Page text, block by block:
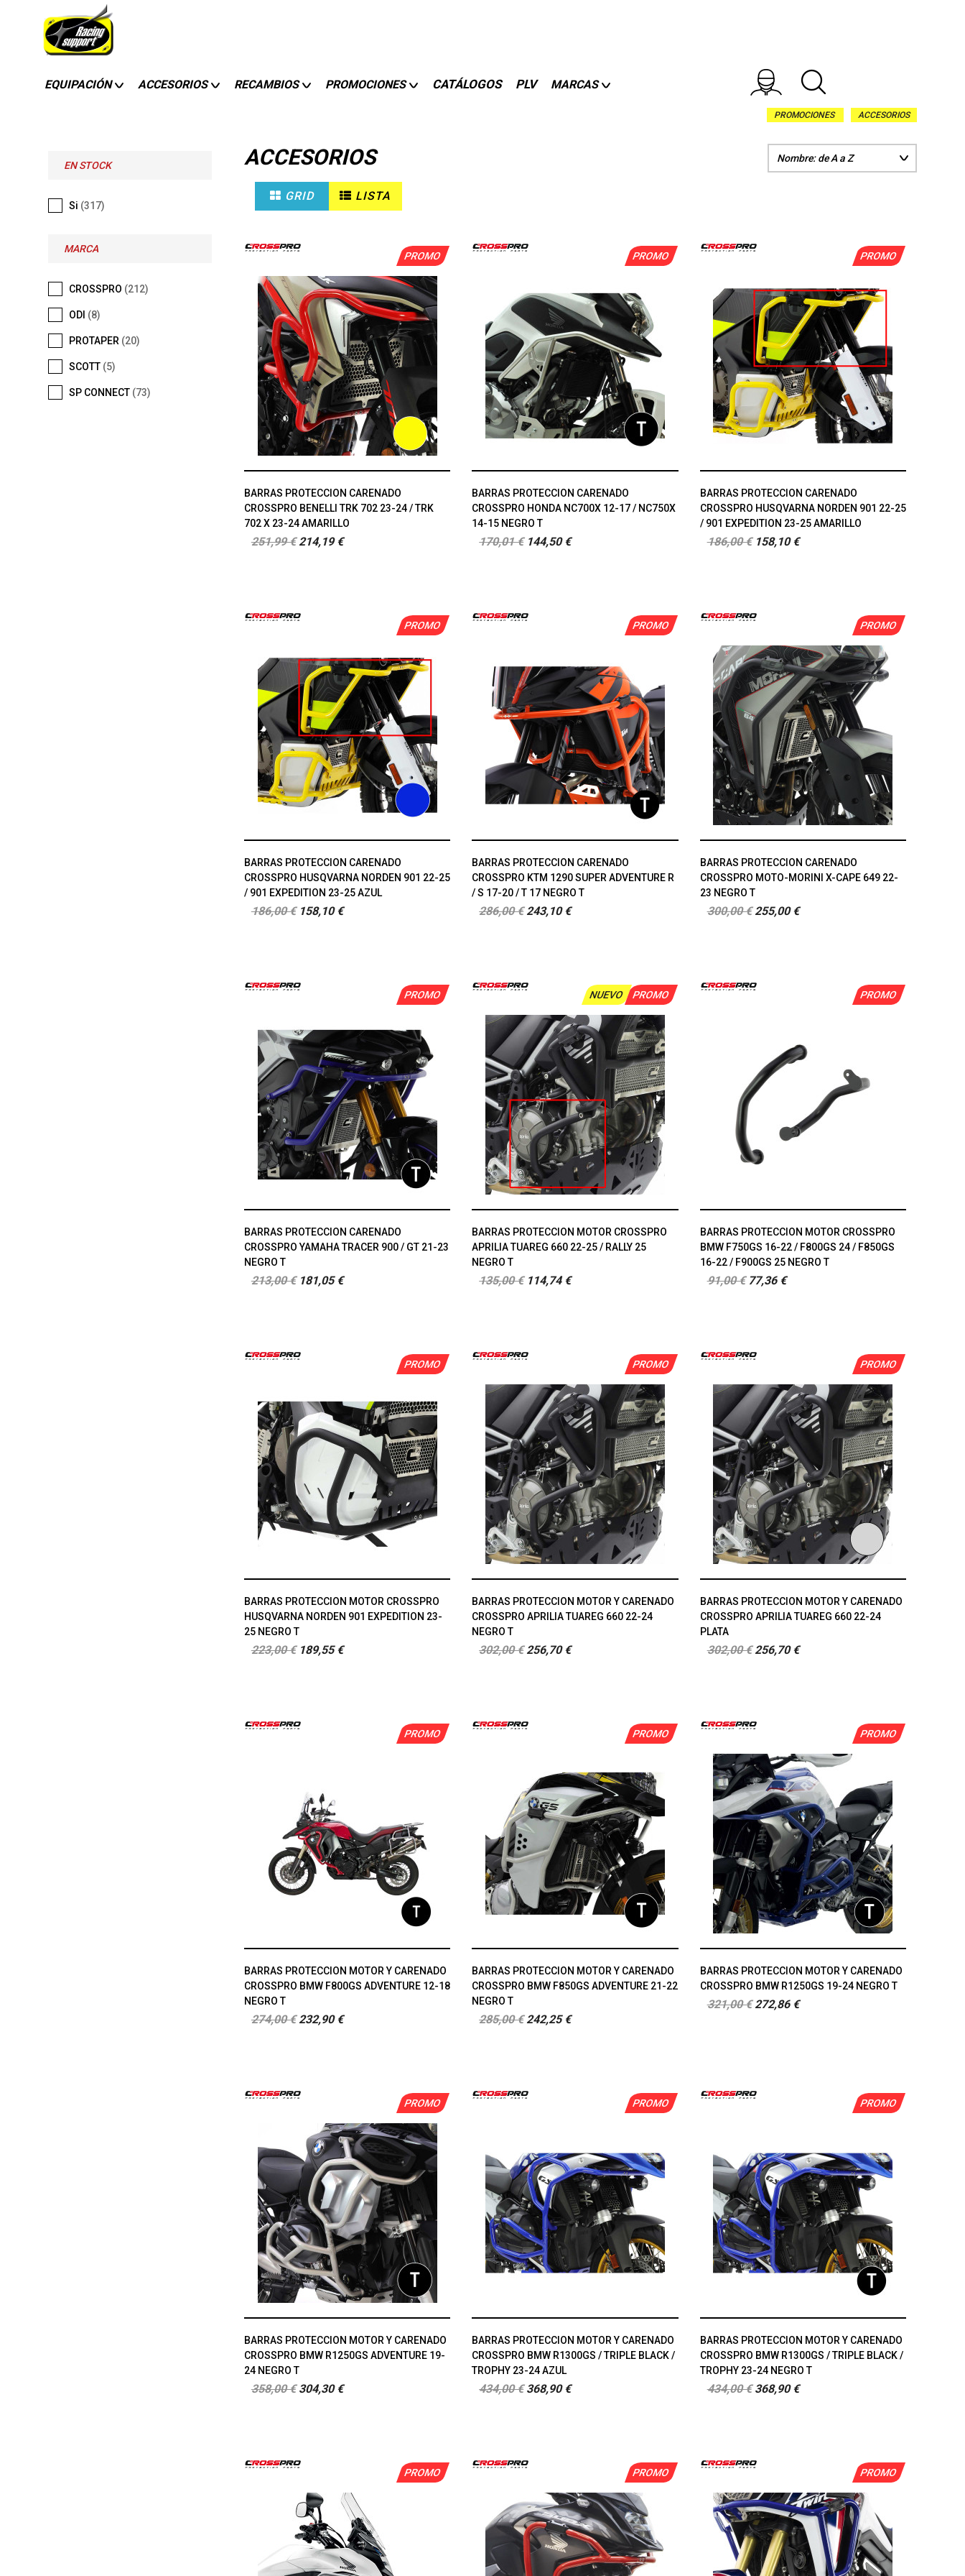
EQUIPACIÓN ACCESORIOS RECAMBIOS PROMOCIONES CATÁLOGOS PLV MARCAS
PROMOCIONES ACCESORIOS
ACCESORIOS
GRID LISTA
PROMO
BARRAS PROTECCION CARENADO
CROSSPRO BENELLI TRK 702 23-24 / TRK
702 X 23-24 AMARILLO
251,99 € 214,19 €
PROMO
BARRAS PROTECCION CARENADO
CROSSPRO HONDA NC700X 12-17 / NC750X
14-15 NEGRO T
170,01 € 144,50 €
PROMO
BARRAS PROTECCION CARENADO
CROSSPRO HUSQVARNA NORDEN 901 22-25
/ 901 EXPEDITION 23-25 AMARILLO
186,00 € 158,10 €
PROMO
BARRAS PROTECCION CARENADO
CROSSPRO HUSQVARNA NORDEN 901 22-25
/ 901 EXPEDITION 23-25 AZUL
186,00 € 158,10 €
PROMO
BARRAS PROTECCION CARENADO
CROSSPRO KTM 1290 SUPER ADVENTURE R
/ S 17-20 / T 17 NEGRO T
286,00 € 243,10 €
PROMO
BARRAS PROTECCION CARENADO
CROSSPRO MOTO-MORINI X-CAPE 649 22-
23 NEGRO T
300,00 € 255,00 €
PROMO
BARRAS PROTECCION CARENADO
CROSSPRO YAMAHA TRACER 900 / GT 21-23
NEGRO T
213,00 € 181,05 €
NUEVO PROMO
BARRAS PROTECCION MOTOR CROSSPRO
APRILIA TUAREG 660 22-25 / RALLY 25
NEGRO T
135,00 € 114,74 €
PROMO
BARRAS PROTECCION MOTOR CROSSPRO
BMW F750GS 16-22 / F800GS 24 / F850GS
16-22 / F900GS 25 NEGRO T
91,00 € 77,36 €
PROMO
BARRAS PROTECCION MOTOR CROSSPRO
HUSQVARNA NORDEN 901 EXPEDITION 23-
25 NEGRO T
223,00 € 189,55 €
PROMO
BARRAS PROTECCION MOTOR Y CARENADO
CROSSPRO APRILIA TUAREG 660 22-24
NEGRO T
302,00 € 256,70 €
PROMO
BARRAS PROTECCION MOTOR Y CARENADO
CROSSPRO APRILIA TUAREG 660 22-24
PLATA
302,00 € 256,70 €
PROMO
BARRAS PROTECCION MOTOR Y CARENADO
CROSSPRO BMW F800GS ADVENTURE 12-18
NEGRO T
274,00 € 232,90 €
PROMO
BARRAS PROTECCION MOTOR Y CARENADO
CROSSPRO BMW F850GS ADVENTURE 21-22
NEGRO T
285,00 € 242,25 €
PROMO
BARRAS PROTECCION MOTOR Y CARENADO
CROSSPRO BMW R1250GS 19-24 NEGRO T
321,00 € 272,86 €
PROMO
BARRAS PROTECCION MOTOR Y CARENADO
CROSSPRO BMW R1250GS ADVENTURE 19-
24 NEGRO T
358,00 € 304,30 €
PROMO
BARRAS PROTECCION MOTOR Y CARENADO
CROSSPRO BMW R1300GS / TRIPLE BLACK /
TROPHY 23-24 AZUL
434,00 € 368,90 €
PROMO
BARRAS PROTECCION MOTOR Y CARENADO
CROSSPRO BMW R1300GS / TRIPLE BLACK /
TROPHY 23-24 NEGRO T
434,00 € 368,90 €
PROMO PROMO PROMO
EN STOCK
Si (317)
MARCA
CROSSPRO (212)
ODI (8)
PROTAPER (20)
SCOTT (5)
SP CONNECT (73)